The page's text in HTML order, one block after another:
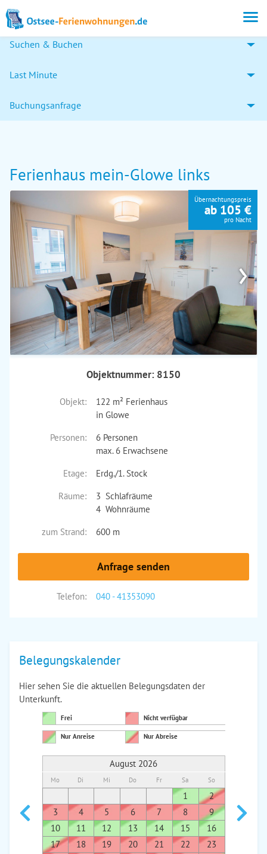
Suchen & Buchen
Last Minute
Buchungsanfrage
Ferienhaus mein-Glowe links
›
Übernachtungspreis
ab 105 €
pro Nacht
Objektnummer: 8150
Objekt:
122 m² Ferienhaus
in Glowe
Personen:
6 Personen
max. 6 Erwachsene
Etage:
Erdg./1. Stock
Räume:
3 Schlafräume
4 Wohnräume
zum Strand:
600 m
Anfrage senden
Telefon: 040 - 41353090
Belegungskalender
Hier sehen Sie die aktuellen Belegungsdaten der
Unterkunft.
Frei Nicht verfügbar
Nur Anreise Nur Abreise
August 2026
Mo Di Mi Do Fr Sa So
1
2
3
4 5 6 7 8
9
10
11 12 13 14 15
16
17
18 19 20 21 22
23
7